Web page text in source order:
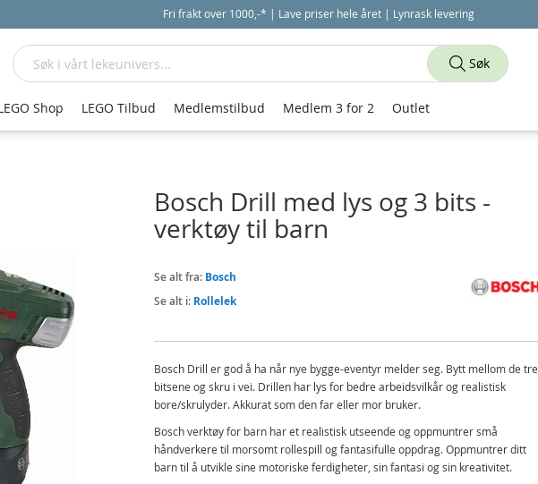
Fri frakt over 1000,-* | Lave priser hele året | Lynrask levering
Bosch Drill med lys og 3 bits -
verktøy til barn
Se alt fra: Bosch
Se alt i: Rollelek
Bosch Drill er god å ha når nye bygge-eventyr melder seg. Bytt mellom de tre
bitsene og skru i vei. Drillen har lys for bedre arbeidsvilkår og realistisk
bore/skrulyder. Akkurat som den far eller mor bruker.
Bosch verktøy for barn har et realistisk utseende og oppmuntrer små
håndverkere til morsomt rollespill og fantasifulle oppdrag. Oppmuntrer ditt
barn til å utvikle sine motoriske ferdigheter, sin fantasi og sin kreativitet.
Søk
Søk
Shop LEGO Tilbud Medlemstilbud Medlem 3 for 2 Outlet